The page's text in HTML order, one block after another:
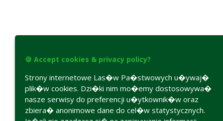
🍪 Accept cookies & privacy policy?
Strony internetowe Las�w Pa�stwowych u�ywaj�
plik�w cookies. Dzi�ki nim mo�emy dostosowywa�
nasze serwisy do preferencji u�ytkownik�w oraz
zbiera� anonimowe dane do cel�w statystycznych.